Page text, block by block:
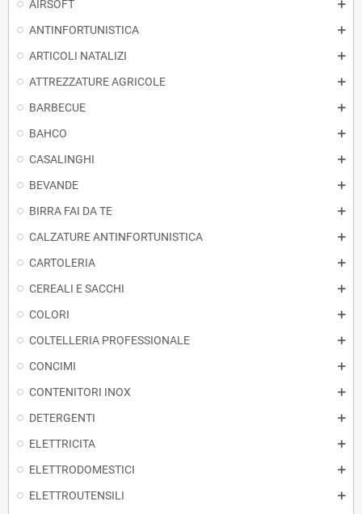
AIRSOFT
ANTINFORTUNISTICA
ARTICOLI NATALIZI
ATTREZZATURE AGRICOLE
BARBECUE
BAHCO
CASALINGHI
BEVANDE
BIRRA FAI DA TE
CALZATURE ANTINFORTUNISTICA
CARTOLERIA
CEREALI E SACCHI
COLORI
COLTELLERIA PROFESSIONALE
CONCIMI
CONTENITORI INOX
DETERGENTI
ELETTRICITA
ELETTRODOMESTICI
ELETTROUTENSILI